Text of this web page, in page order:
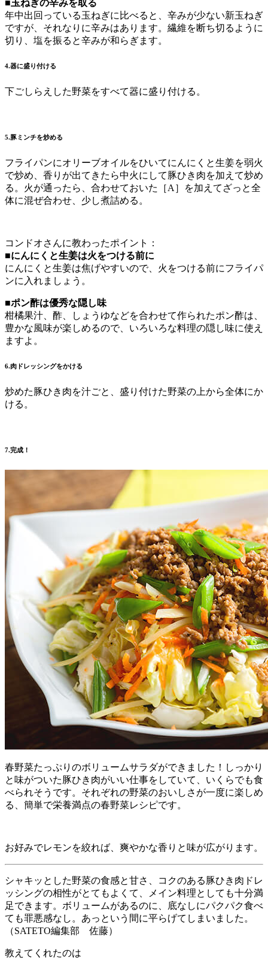
■玉ねぎの辛みを取る
年中出回っている玉ねぎに比べると、辛みが少ない新玉ねぎ
ですが、それなりに辛みはあります。繊維を断ち切るように
切り、塩を振ると辛みが和らぎます。
4.器に盛り付ける
下ごしらえした野菜をすべて器に盛り付ける。
5.豚ミンチを炒める
フライパンにオリーブオイルをひいてにんにくと生姜を弱火
で炒め、香りが出てきたら中火にして豚ひき肉を加えて炒め
る。火が通ったら、合わせておいた［A］を加えてざっと全
体に混ぜ合わせ、少し煮詰める。
コンドオさんに教わったポイント：
■にんにくと生姜は火をつける前に
にんにくと生姜は焦げやすいので、火をつける前にフライパ
ンに入れましょう。
■ポン酢は優秀な隠し味
柑橘果汁、酢、しょうゆなどを合わせて作られたポン酢は、
豊かな風味が楽しめるので、いろいろな料理の隠し味に使え
ますよ。
6.肉ドレッシングをかける
炒めた豚ひき肉を汁ごと、盛り付けた野菜の上から全体にか
ける。
7.完成！
春野菜たっぷりのボリュームサラダができました！しっかり
と味がついた豚ひき肉がいい仕事をしていて、いくらでも食
べられそうです。それぞれの野菜のおいしさが一度に楽しめ
る、簡単で栄養満点の春野菜レシピです。
お好みでレモンを絞れば、爽やかな香りと味が広がります。
シャキッとした野菜の食感と甘さ、コクのある豚ひき肉ドレ
ッシングの相性がとてもよくて、メイン料理としても十分満
足できます。ボリュームがあるのに、底なしにパクパク食べ
ても罪悪感なし。あっという間に平らげてしまいました。
（SATETO編集部 佐藤）
教えてくれたのは